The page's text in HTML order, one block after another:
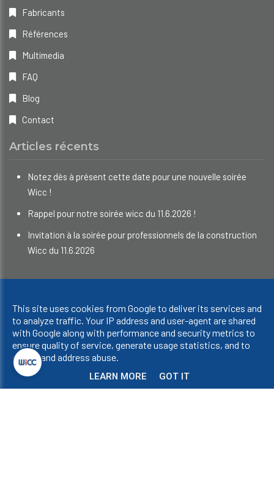
Fabricants
Références
Multimedia
FAQ
Blog
Contact
Articles récents
Notez dès à présent cette date pour une nouvelle soirée
Wicc !
Rappel pour notre soirée wicc du 11.6.2026 !
Invitation à la soirée pour professionnels de la construction
Wicc du 11.6.2026
Confidentialité et cookies|UP-TO-DATE WebDesign
This site uses cookies from Google to deliver its services and
to analyze traffic. Your IP address and user-agent are shared
with Google along with performance and security metrics to
ensure quality of service, generate usage statistics, and to
detect and address abuse.
LEARN MORE GOT IT